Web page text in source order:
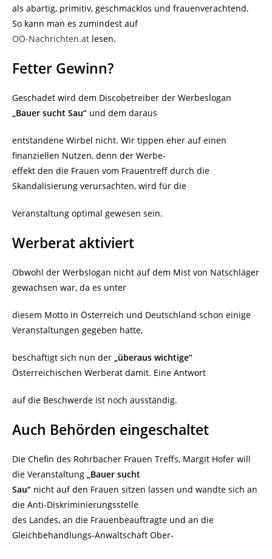
als abartig, primitiv, geschmacklos und frauenverachtend.
So kann man es zumindest auf
OÖ-Nachrichten.at lesen.
Fetter Gewinn?
Geschadet wird dem Discobetreiber der Werbeslogan
„Bauer sucht Sau“ und dem daraus
entstandene Wirbel nicht. Wir tippen eher auf einen
finanziellen Nutzen, denn der Werbe-
effekt den die Frauen vom Frauentreff durch die
Skandalisierung verursachten, wird für die
Veranstaltung optimal gewesen sein.
Werberat aktiviert
Obwohl der Werbslogan nicht auf dem Mist von Natschläger
gewachsen war, da es unter
diesem Motto in Österreich und Deutschland schon einige
Veranstaltungen gegeben hatte,
beschäftigt sich nun der „überaus wichtige“
Österreichischen Werberat damit. Eine Antwort
auf die Beschwerde ist noch ausständig.
Auch Behörden eingeschaltet
Die Chefin des Rohrbacher Frauen Treffs, Margit Hofer will
die Veranstaltung „Bauer sucht
Sau“ nicht auf den Frauen sitzen lassen und wandte sich an
die Anti-Diskriminierungsstelle
des Landes, an die Frauenbeauftragte und an die
Gleichbehandlungs-Anwaltschaft Ober-